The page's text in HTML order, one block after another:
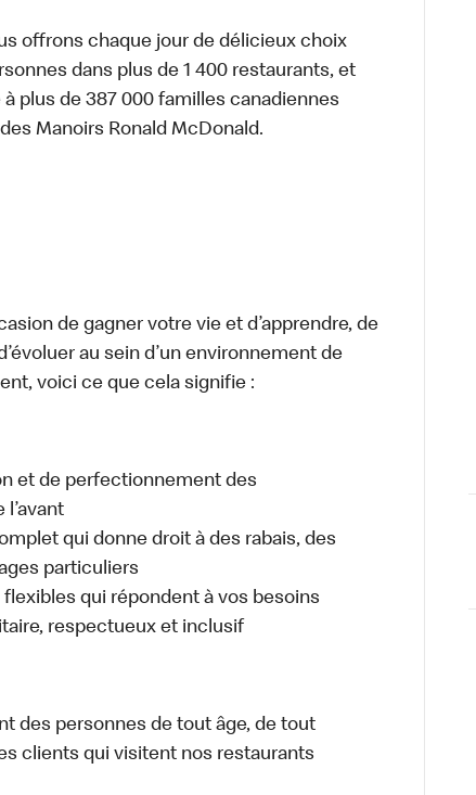
Santé et
offrons chaque jour de délicieux choix
dans plus de 1 400 restaurants, et
plus de 387 000 familles canadiennes
Manoirs Ronald McDonald.
de gagner votre vie et d’apprendre, de
au sein d’un environnement de
voici ce que cela signifie :
et de perfectionnement des
qui donne droit à des rabais, des
particuliers
qui répondent à vos besoins
respectueux et inclusif
des personnes de tout âge, de tout
clients qui visitent nos restaurants